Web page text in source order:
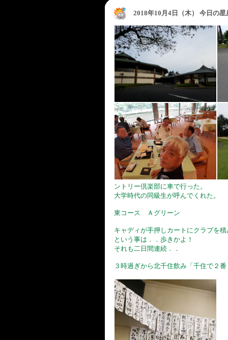
2018年10月4日（木） 今日の
ントリー倶楽部に車で行った。
大学時代の同級生が呼んでくれた。
東コース Ａグリーン
キャディが手押しカートにクラブを
という事は．．歩きかよ！
それも二日間連続．．
３時過ぎから北千住飲み「千住で２